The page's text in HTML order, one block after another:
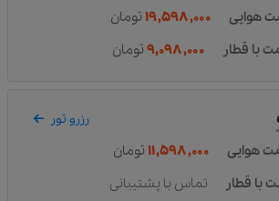
هوایی ۱۹,۵۹۸,۰۰۰ تومان
با قطار
۹,۰۹۸,۰۰۰ تومان
رزرو تور
هوایی ۱۱,۵۹۸,۰۰۰ تومان
با قطار
تماس با پشتیبانی